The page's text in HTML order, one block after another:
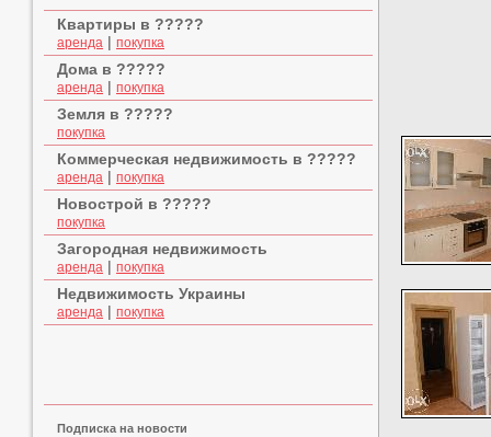
Квартиры в ?????
аренда | покупка
Дома в ?????
аренда | покупка
Земля в ?????
покупка
Коммерческая недвижимость в ?????
аренда | покупка
Новострой в ?????
покупка
Загородная недвижимость
аренда | покупка
Недвижимость Украины
аренда | покупка
Подписка на новости